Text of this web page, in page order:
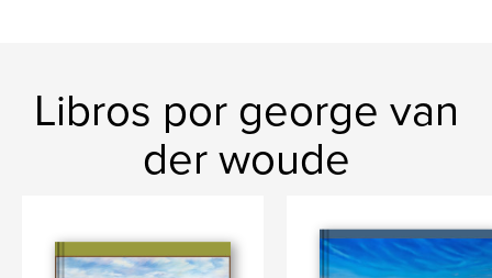
Libros por george van
der woude